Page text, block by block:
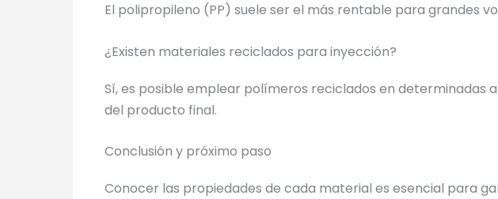
El polipropileno (PP) suele ser el más rentable para grandes
¿Existen materiales reciclados para inyección?
Sí, es posible emplear polímeros reciclados en determinadas
del producto final.
Conclusión y próximo paso
Conocer las propiedades de cada material es esencial para